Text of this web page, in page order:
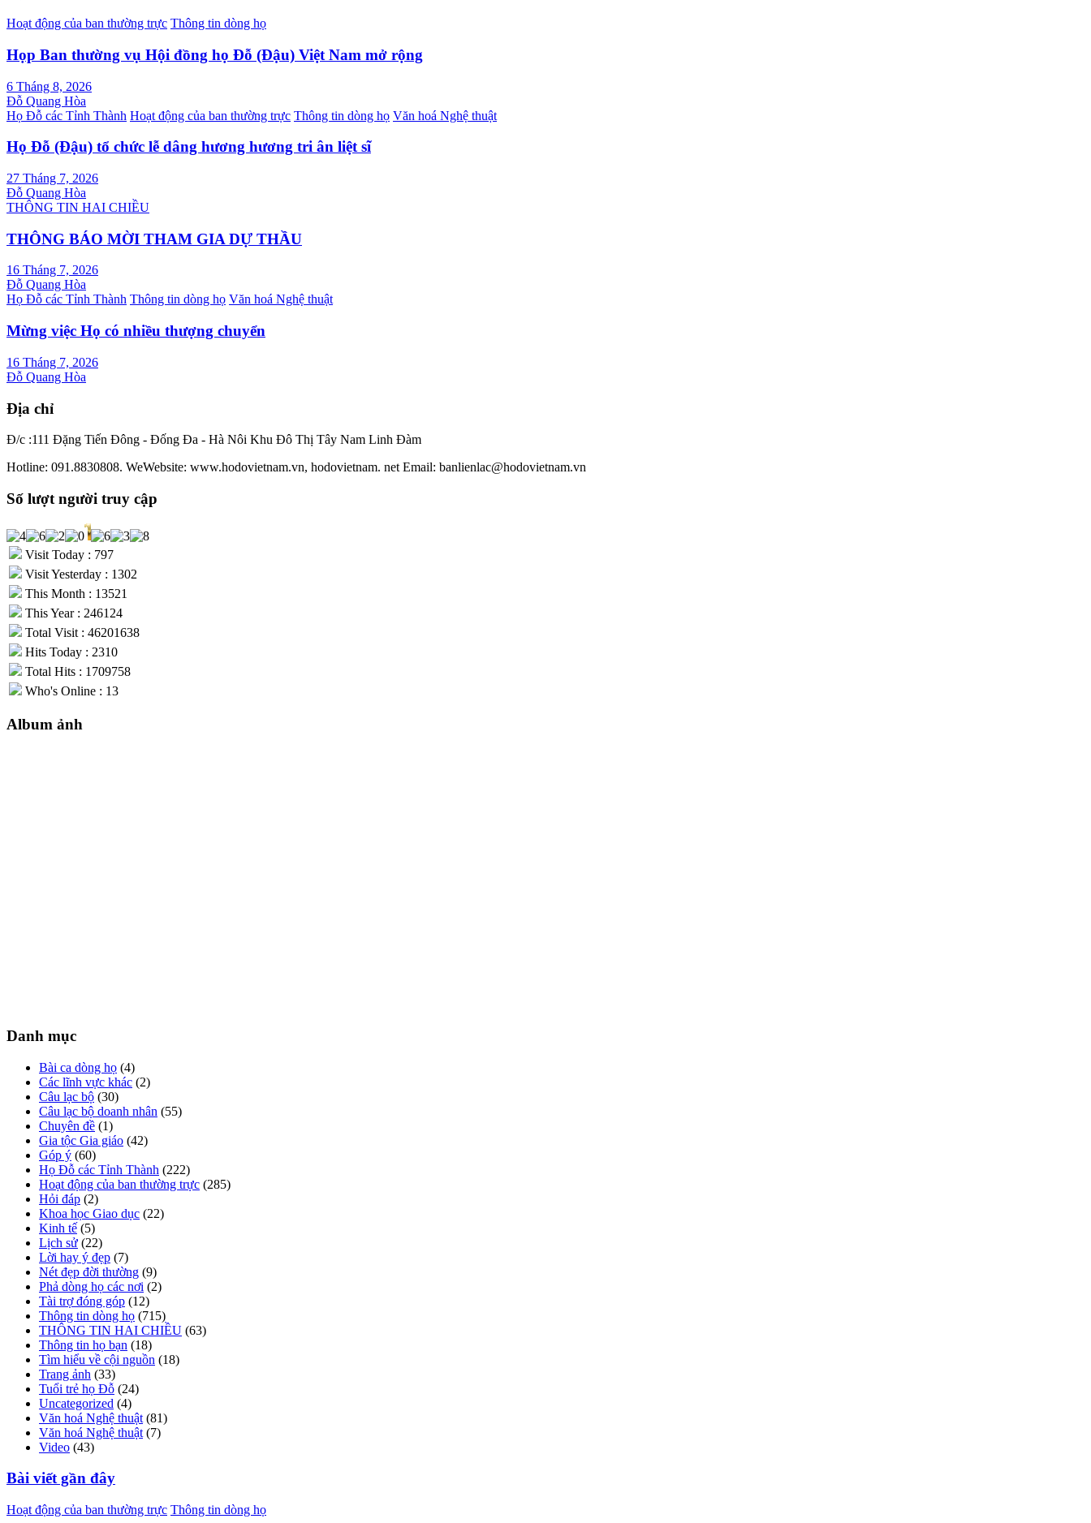
viết
Hoạt động của ban thường trực Thông tin dòng họ
Họp Ban thường vụ Hội đồng họ Đỗ (Đậu) Việt Nam mở rộng
6 Tháng 8, 2026
Đỗ Quang Hòa
Họ Đỗ các Tỉnh Thành Hoạt động của ban thường trực Thông tin dòng họ Văn hoá Nghệ thuật
Họ Đỗ (Đậu) tổ chức lễ dâng hương hương tri ân liệt sĩ
27 Tháng 7, 2026
Đỗ Quang Hòa
THÔNG TIN HAI CHIỀU
THÔNG BÁO MỜI THAM GIA DỰ THẦU
16 Tháng 7, 2026
Đỗ Quang Hòa
Họ Đỗ các Tỉnh Thành Thông tin dòng họ Văn hoá Nghệ thuật
Mừng việc Họ có nhiều thượng chuyển
16 Tháng 7, 2026
Đỗ Quang Hòa
Địa chỉ
Đ/c :111 Đặng Tiến Đông - Đống Đa - Hà Nôi Khu Đô Thị Tây Nam Linh Đàm
Hotline: 091.8830808. WeWebsite: www.hodovietnam.vn, hodovietnam. net Email: banlienlac@hodovietnam.vn
Số lượt người truy cập
Visit Today : 797
Visit Yesterday : 1302
This Month : 13521
This Year : 246124
Total Visit : 46201638
Hits Today : 2310
Total Hits : 1709758
Who's Online : 13
Album ảnh
Danh mục
Bài ca dòng họ (4)
Các lĩnh vực khác (2)
Câu lạc bộ (30)
Câu lạc bộ doanh nhân (55)
Chuyên đề (1)
Gia tộc Gia giáo (42)
Góp ý (60)
Họ Đỗ các Tỉnh Thành (222)
Hoạt động của ban thường trực (285)
Hỏi đáp (2)
Khoa học Giao dục (22)
Kinh tế (5)
Lịch sử (22)
Lời hay ý đẹp (7)
Nét đẹp đời thường (9)
Phả dòng họ các nơi (2)
Tài trợ đóng góp (12)
Thông tin dòng họ (715)
THÔNG TIN HAI CHIỀU (63)
Thông tin họ bạn (18)
Tìm hiểu về cội nguồn (18)
Trang ảnh (33)
Tuổi trẻ họ Đỗ (24)
Uncategorized (4)
Văn hoá Nghệ thuật (81)
Văn hoá Nghệ thuật (7)
Video (43)
Bài viết gần đây
Hoạt động của ban thường trực Thông tin dòng họ